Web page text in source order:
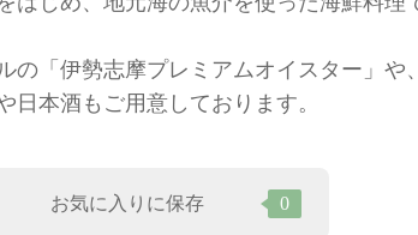
の「伊勢志摩プレミアムオイスター」
本酒もご用意しております。
お気に入りに保存 0